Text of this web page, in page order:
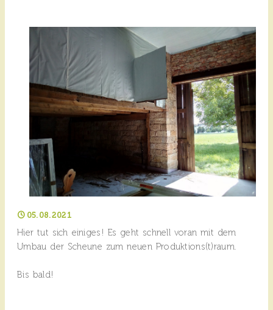
05.08.2021
Hier tut sich einiges! Es geht schnell voran mit dem
Umbau der Scheune zum neuen Produktions(t)raum.
Bis bald!